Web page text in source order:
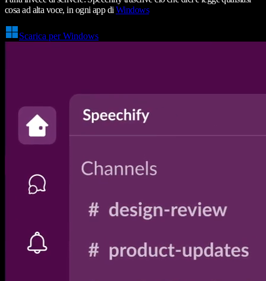
cosa ad alta voce, in ogni app di Windows
Scarica per Windows